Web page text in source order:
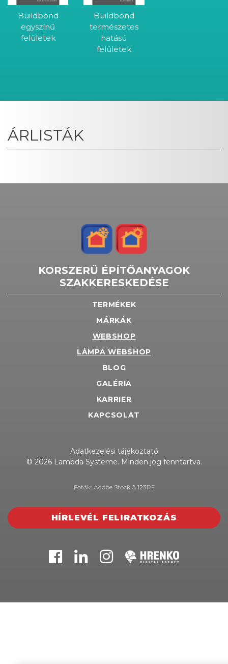
Buildbond
egyszínű
felületek
Buildbond
természetes
hatású
felületek
ÁRLISTÁK
KORSZERŰ ÉPÍTŐANYAGOK
SZAKKERESKEDÉSE
TERMÉKEK
MÁRKÁK
WEBSHOP
LÁMPA WEBSHOP
BLOG
GALÉRIA
KARRIER
KAPCSOLAT
Adatkezelési tájékoztató
© 2026 Lambda Systeme. Minden jog fenntartva.
Fotók: Adobe Stock & 123RF
HÍRLEVÉL FELIRATKOZÁS